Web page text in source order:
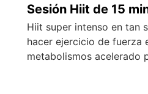
Sesión Hiit de 15
Hiit super intenso en tan
hacer ejercicio de fuerza
metabolismos acelerado